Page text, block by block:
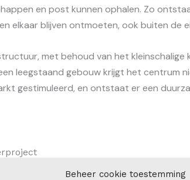
Beheer cookie toestemming
en post kunnen ophalen. Zo
elkaar blijven ontmoeten, ook buiten de
met behoud van het kleinschalige
leegstaand gebouw krijgt het centrum
gestimuleerd, en ontstaat er een